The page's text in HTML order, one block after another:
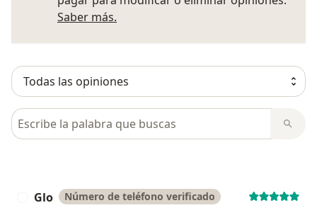
Saber más.
Busca en opiniones
Glo Número de teléfono verificado